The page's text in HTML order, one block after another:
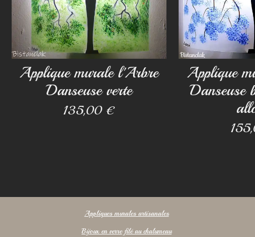
Applique murale l'Arbre
Danseuse verte
135,00 €
Applique
Danseuse
Appliques murales artisanales
Bijoux en verre filé au chalumeau